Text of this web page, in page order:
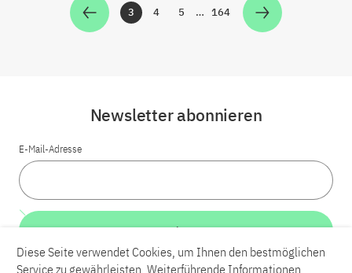
Zur Seite
3 Zur Seite
4 Zur Seite
5 … Zur Seite
164
Newsletter abonnieren
E-Mail-Adresse
Weiter
Diese Seite verwendet Cookies, um Ihnen den bestmöglichen
Service zu gewährleisten. Weiterführende Informationen